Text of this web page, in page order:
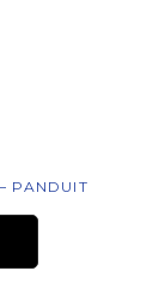
PANDUIT